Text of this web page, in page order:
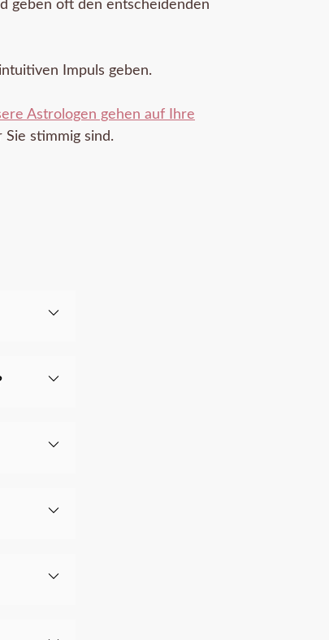
geben oft den entscheidenden
Impuls geben.
Astrologen gehen auf Ihre
stimmig sind.